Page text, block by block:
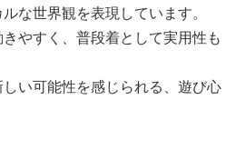
な世界観を表現しています。
やすく、普段着として実用性も
い可能性を感じられる、遊び心